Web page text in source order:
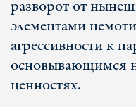
разворот от
элементами
агрессивности к
основывающимся
ценностях.